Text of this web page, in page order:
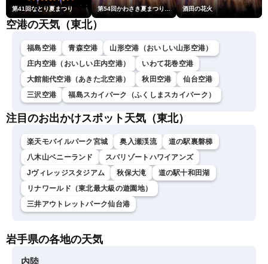
第41回なとり夏まつり 第54回かわさき夏まつり花火大会「おらが自慢のでっかい花火」 酒田の花火
空港の天気（東北）
福島空港 青森空港
山形空港（おいしい山形空港）
庄内空港（おいしい庄内空港）
いわて花巻空港
大館能代空港（あきた北空港）
秋田空港
仙台空港
三沢空港
福島スカイパーク（ふくしまスカイパーク）
注目のお出かけスポット天気（東北）
楽天モバイルパーク宮城 奥入瀬渓流
道の駅裏磐梯
八木山ベニーランド
スパリゾートハワイアンズ
Jヴィレッジスタジアム
秋保大滝
道の駅十和田湖
リナワールド（東北最大級の遊園地）
三井アウトレットパーク仙台港
岩手県の各地の天気
内陸